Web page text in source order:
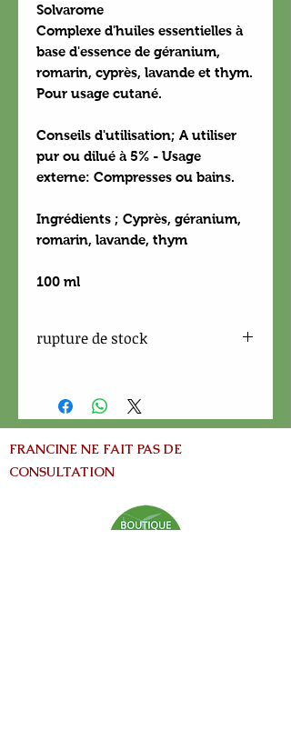
Solvarome
Complexe d'huiles essentielles à
base d'essence de géranium,
romarin, cyprès, lavande et thym.
Pour usage cutané.
Conseils d'utilisation; A utiliser
pur ou dilué à 5% - Usage
externe: Compresses ou bains.
Ingrédients ; Cyprès, géranium,
romarin, lavande, thym
100 ml
rupture de stock
FRANCINE NE FAIT PAS DE
CONSULTATION